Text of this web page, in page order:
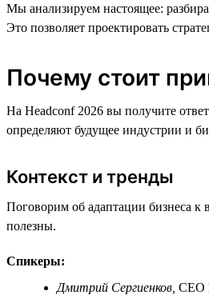
Мы анализируем настоящее:
Это позволяет проектировать
Почему стоит
На Headconf 2026 вы получите
определяют будущее индустрии и
Контекст и тренды
Поговорим об адаптации бизнеса к
полезны.
Спикеры:
Дмитрий Сергиенков, СЕО